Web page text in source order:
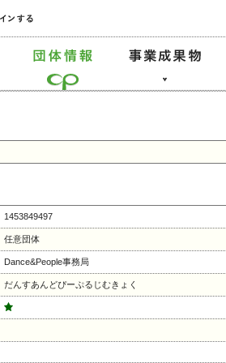
1453849497
任意団体
Dance&People事務局
だんすあんどぴーぷるじむきょく